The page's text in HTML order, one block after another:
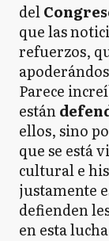
del
que las
refuerzos,
Parece
están
ellos, sino
que se está
cultural e
justamente
defienden
en esta